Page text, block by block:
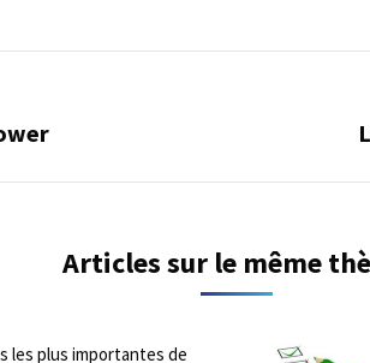
Articles sur le même
les plus importantes de